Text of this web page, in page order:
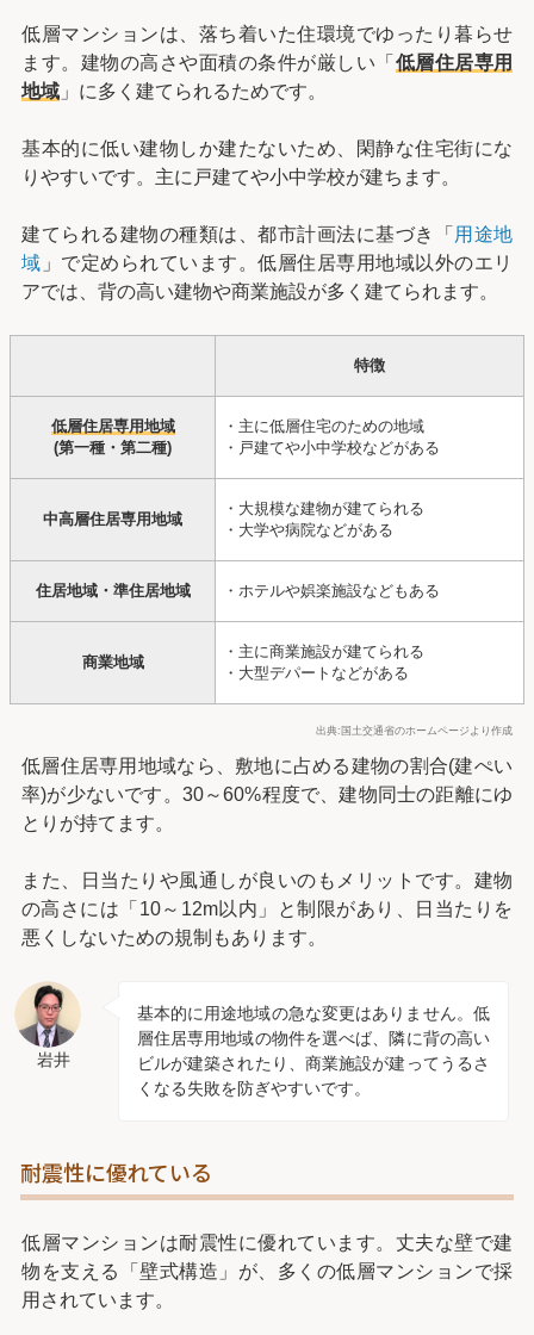
低層マンションは、落ち着いた住環境でゆったり暮らせ
ます。建物の高さや面積の条件が厳しい「 低層住居専用
地域 」に多く建てられるためです。
基本的に低い建物しか建たないため、閑静な住宅街にな
りやすいです。主に戸建てや小中学校が建ちます。
建てられる建物の種類は、都市計画法に基づき「 用途地
域 」で定められています。低層住居専用地域以外のエリ
アでは、背の高い建物や商業施設が多く建てられます。
特徴
低層住居専用地域
(第一種・第二種)
・主に低層住宅のための地域
・戸建てや小中学校などがある
中高層住居専用地域
・大規模な建物が建てられる
・大学や病院などがある
住居地域・準住居地域 ・ホテルや娯楽施設などもある
商業地域
・主に商業施設が建てられる
・大型デパートなどがある
出典:国土交通省のホームページより作成
低層住居専用地域なら、敷地に占める建物の割合(建ぺい
率)が少ないです。30～60%程度で、建物同士の距離にゆ
とりが持てます。
また、日当たりや風通しが良いのもメリットです。建物
の高さには「10～12m以内」と制限があり、日当たりを
悪くしないための規制もあります。
岩井
基本的に用途地域の急な変更はありません。低
層住居専用地域の物件を選べば、隣に背の高い
ビルが建築されたり、商業施設が建ってうるさ
くなる失敗を防ぎやすいです。
耐震性に優れている
低層マンションは耐震性に優れています。丈夫な壁で建
物を支える「壁式構造」が、多くの低層マンションで採
用されています。